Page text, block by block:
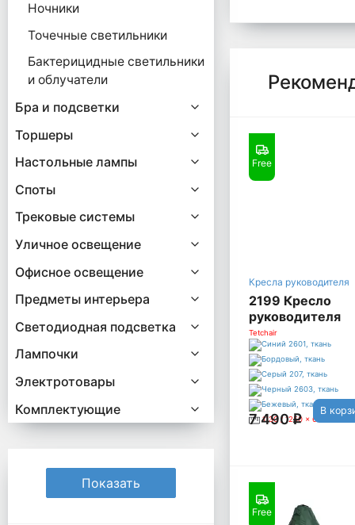
Free
Кресла руководителя
2199 Кресло
руководителя
LEADER, синий
Tetchair
1130 / 1250 x 620 x 470
7 490q
В
Free
Ночники
Точечные светильники
Бактерицидные светильники
и облучатели
Бра и подсветки
Торшеры
Настольные лампы
Споты
Трековые системы
Уличное освещение
Офисное освещение
Предметы интерьера
Светодиодная подсветка
Лампочки
Электротовары
Комплектующие